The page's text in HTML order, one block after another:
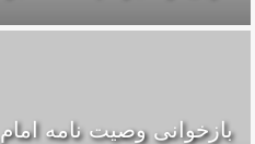
بازخوانی وصیت نامه